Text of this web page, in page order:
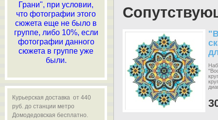
Грани", при условии,
что фотографии этого
сюжета еще не было в
группе, либо 10%, если
фотографии данного
сюжета в группе уже
были.
Курьерская доставка от 440
руб. до станции метро
Домодедовская бесплатно.